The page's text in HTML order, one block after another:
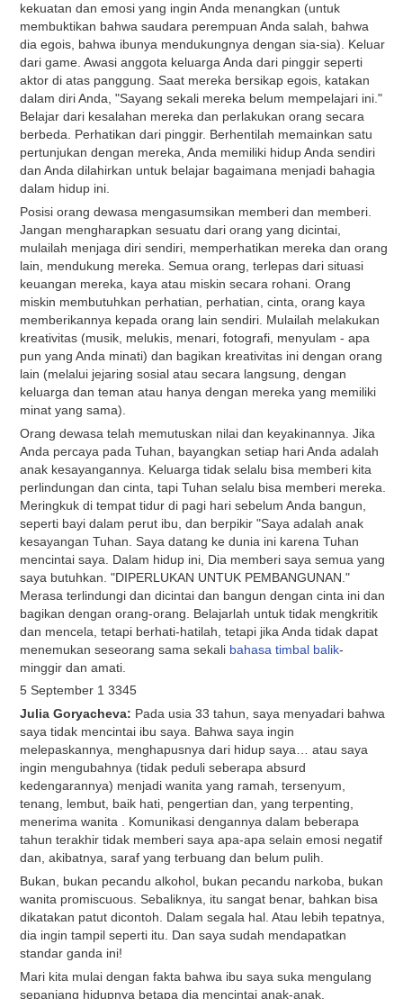
kekuatan dan emosi yang ingin Anda menangkan (untuk
membuktikan bahwa saudara perempuan Anda salah, bahwa
dia egois, bahwa ibunya mendukungnya dengan sia-sia). Keluar
dari game. Awasi anggota keluarga Anda dari pinggir seperti
aktor di atas panggung. Saat mereka bersikap egois, katakan
dalam diri Anda, "Sayang sekali mereka belum mempelajari ini."
Belajar dari kesalahan mereka dan perlakukan orang secara
berbeda. Perhatikan dari pinggir. Berhentilah memainkan satu
pertunjukan dengan mereka, Anda memiliki hidup Anda sendiri
dan Anda dilahirkan untuk belajar bagaimana menjadi bahagia
dalam hidup ini.
Posisi orang dewasa mengasumsikan memberi dan memberi.
Jangan mengharapkan sesuatu dari orang yang dicintai,
mulailah menjaga diri sendiri, memperhatikan mereka dan orang
lain, mendukung mereka. Semua orang, terlepas dari situasi
keuangan mereka, kaya atau miskin secara rohani. Orang
miskin membutuhkan perhatian, perhatian, cinta, orang kaya
memberikannya kepada orang lain sendiri. Mulailah melakukan
kreativitas (musik, melukis, menari, fotografi, menyulam - apa
pun yang Anda minati) dan bagikan kreativitas ini dengan orang
lain (melalui jejaring sosial atau secara langsung, dengan
keluarga dan teman atau hanya dengan mereka yang memiliki
minat yang sama).
Orang dewasa telah memutuskan nilai dan keyakinannya. Jika
Anda percaya pada Tuhan, bayangkan setiap hari Anda adalah
anak kesayangannya. Keluarga tidak selalu bisa memberi kita
perlindungan dan cinta, tapi Tuhan selalu bisa memberi mereka.
Meringkuk di tempat tidur di pagi hari sebelum Anda bangun,
seperti bayi dalam perut ibu, dan berpikir "Saya adalah anak
kesayangan Tuhan. Saya datang ke dunia ini karena Tuhan
mencintai saya. Dalam hidup ini, Dia memberi saya semua yang
saya butuhkan. "DIPERLUKAN UNTUK PEMBANGUNAN."
Merasa terlindungi dan dicintai dan bangun dengan cinta ini dan
bagikan dengan orang-orang. Belajarlah untuk tidak mengkritik
dan mencela, tetapi berhati-hatilah, tetapi jika Anda tidak dapat
menemukan seseorang sama sekali bahasa timbal balik-
minggir dan amati.
5 September 1 3345
Julia Goryacheva: Pada usia 33 tahun, saya menyadari bahwa
saya tidak mencintai ibu saya. Bahwa saya ingin
melepaskannya, menghapusnya dari hidup saya… atau saya
ingin mengubahnya (tidak peduli seberapa absurd
kedengarannya) menjadi wanita yang ramah, tersenyum,
tenang, lembut, baik hati, pengertian dan, yang terpenting,
menerima wanita . Komunikasi dengannya dalam beberapa
tahun terakhir tidak memberi saya apa-apa selain emosi negatif
dan, akibatnya, saraf yang terbuang dan belum pulih.
Bukan, bukan pecandu alkohol, bukan pecandu narkoba, bukan
wanita promiscuous. Sebaliknya, itu sangat benar, bahkan bisa
dikatakan patut dicontoh. Dalam segala hal. Atau lebih tepatnya,
dia ingin tampil seperti itu. Dan saya sudah mendapatkan
standar ganda ini!
Mari kita mulai dengan fakta bahwa ibu saya suka mengulang
sepanjang hidupnya betapa dia mencintai anak-anak,